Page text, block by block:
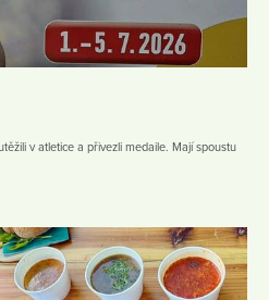
v atletice a přivezli medaile. Mají spoustu